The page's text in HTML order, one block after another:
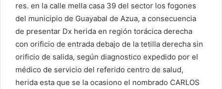
res. en la calle mella casa 39 del sector los fogones
del municipio de Guayabal de Azua, a consecuencia
de presentar Dx herida en región torácica derecha
con orificio de entrada debajo de la tetilla derecha sin
orificio de salida, según diagnostico expedido por el
médico de servicio del referido centro de salud,
herida esta que se la ocasiono el nombrado CARLOS